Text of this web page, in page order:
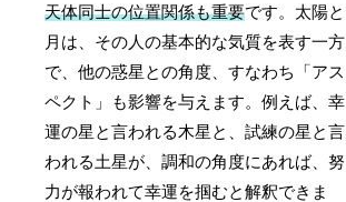
天体同士の位置関係も重要です。太陽と
月は、その人の基本的な気質を表す一方
で、他の惑星との角度、すなわち「アス
ペクト」も影響を与えます。例えば、幸
運の星と言われる木星と、試練の星と言
われる土星が、調和の角度にあれば、努
力が報われて幸運を掴むと解釈できま